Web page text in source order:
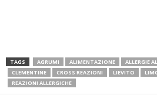
TAGS AGRUMI ALIMENTAZIONE ALLERGIE
CLEMENTINE
CROSS REAZIONI LIEVITO
REAZIONI ALLERGICHE